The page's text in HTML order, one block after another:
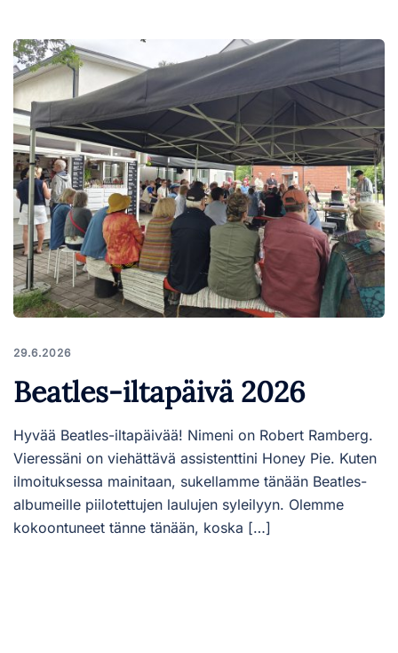
29.6.2026
Beatles-iltapäivä 2026
Hyvää Beatles-iltapäivää! Nimeni on Robert Ramberg.
Vieressäni on viehättävä assistenttini Honey Pie. Kuten
ilmoituksessa mainitaan, sukellamme tänään Beatles-
albumeille piilotettujen laulujen syleilyyn. Olemme
kokoontuneet tänne tänään, koska […]